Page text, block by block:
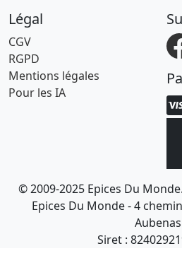
Légal
CGV
RGPD
Mentions légales
Pour les IA
© 2009-2025 Epices Du
Epices Du Monde - 4
Aubenas
Siret :